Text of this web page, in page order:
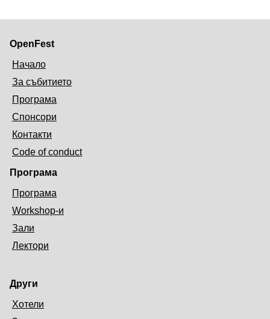
OpenFest
Начало
За събитието
Програма
Спонсори
Контакти
Code of conduct
Програма
Програма
Workshop-и
Зали
Лектори
Други
Хотели